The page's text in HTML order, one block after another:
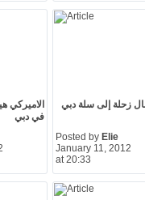
الاميركي
في دبي
زحلة إلى سلة دبي
Posted by Elie
January 11, 2012
at 20:33